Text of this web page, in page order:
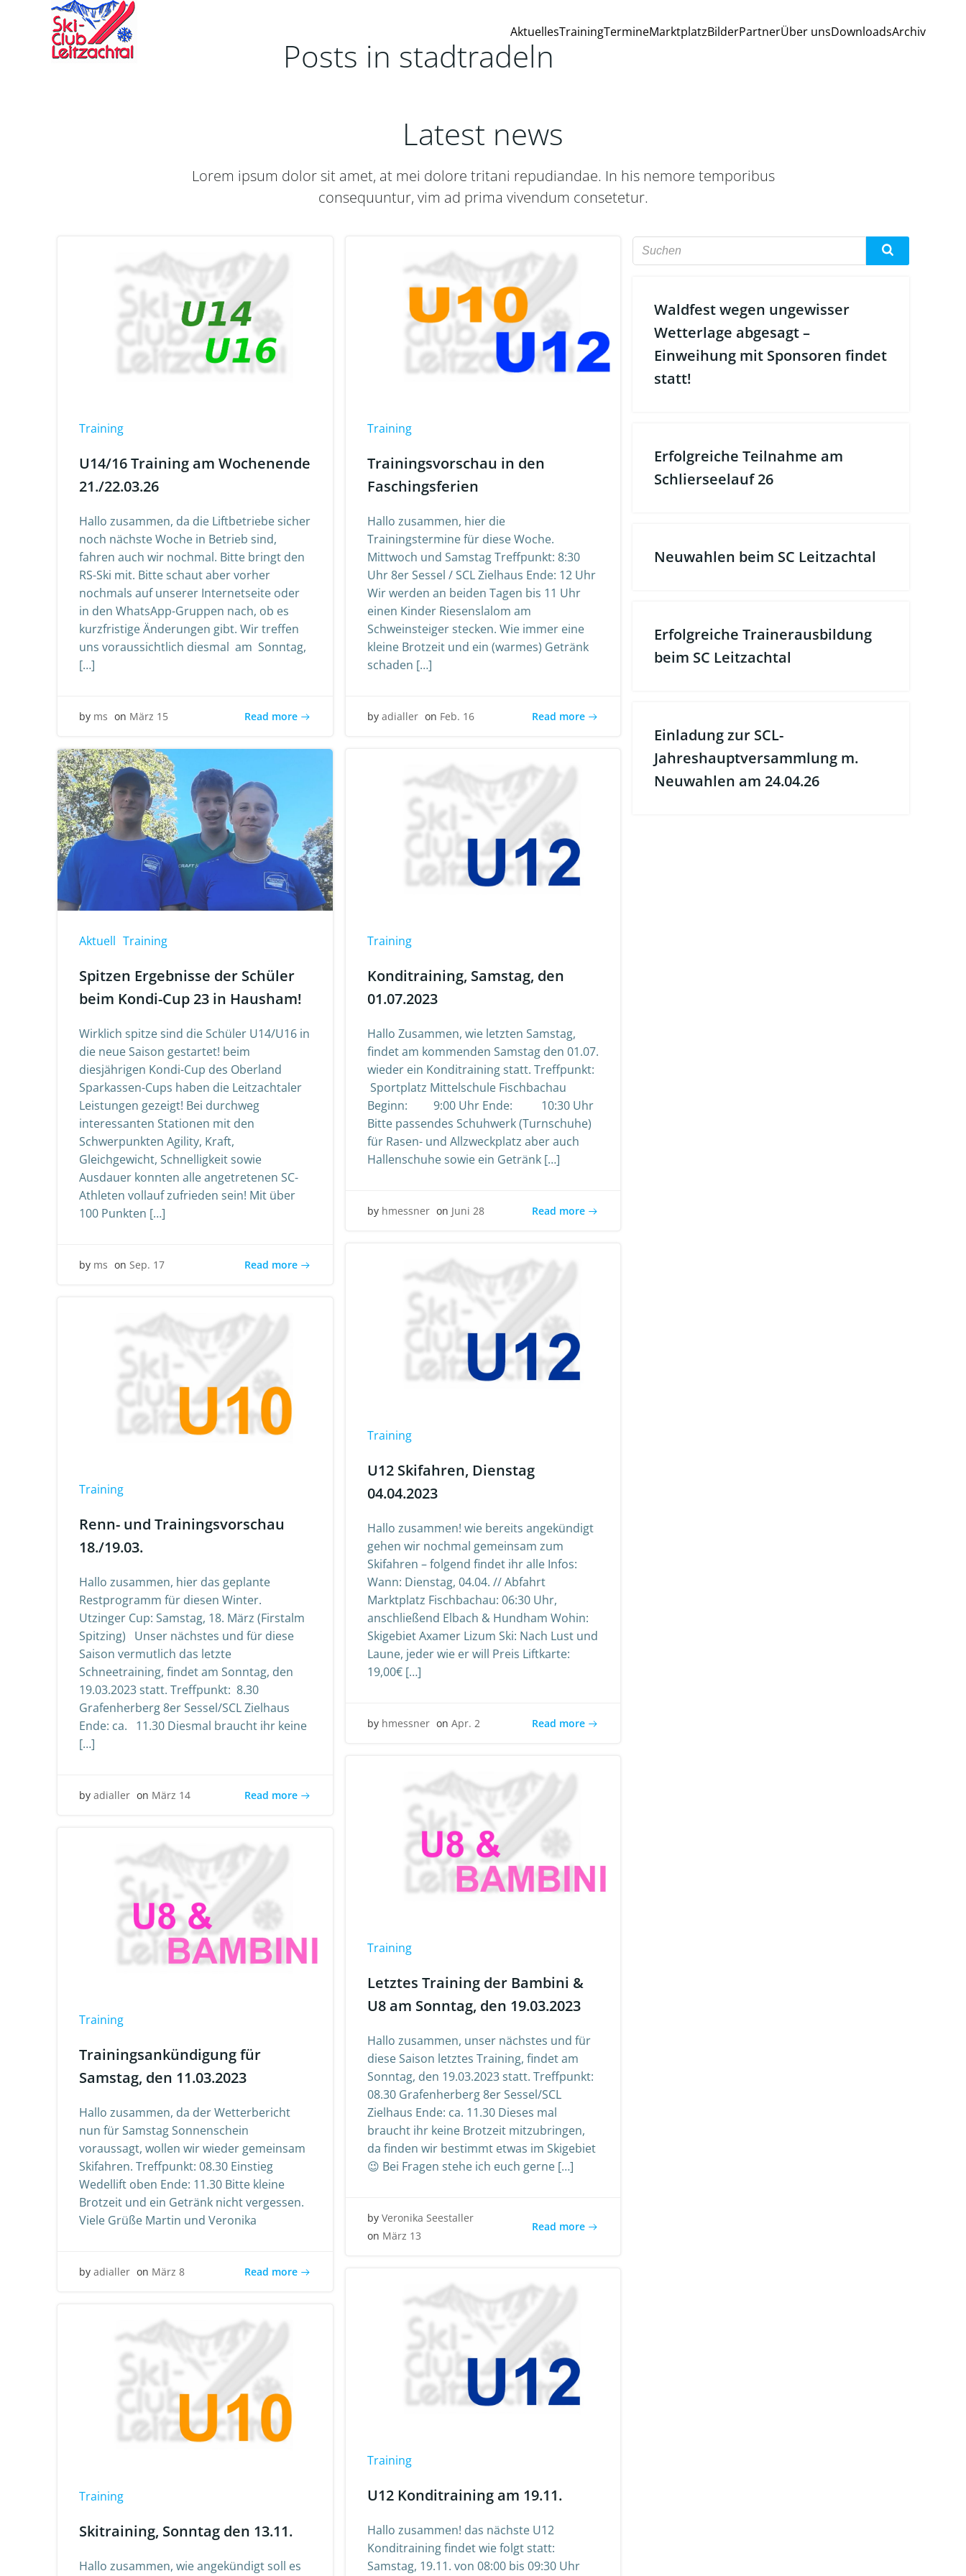
AktuellesTrainingTermineMarktplatzBilderPartnerÜber unsDownloadsArchiv
Posts in stadtradeln
Latest news
Lorem ipsum dolor sit amet, at mei dolore tritani repudiandae. In his nemore temporibus
consequuntur, vim ad prima vivendum consetetur.
Training
U14/16 Training am Wochenende
21./22.03.26
Hallo zusammen, da die Liftbetriebe sicher
noch nächste Woche in Betrieb sind,
fahren auch wir nochmal. Bitte bringt den
RS-Ski mit. Bitte schaut aber vorher
nochmals auf unserer Internetseite oder
in den WhatsApp-Gruppen nach, ob es
kurzfristige Änderungen gibt. Wir treffen
uns voraussichtlich diesmal am Sonntag,
[…]
by ms on März 15 Read more
Training
Trainingsvorschau in den
Faschingsferien
Hallo zusammen, hier die
Trainingstermine für diese Woche.
Mittwoch und Samstag Treffpunkt: 8:30
Uhr 8er Sessel / SCL Zielhaus Ende: 12 Uhr
Wir werden an beiden Tagen bis 11 Uhr
einen Kinder Riesenslalom am
Schweinsteiger stecken. Wie immer eine
kleine Brotzeit und ein (warmes) Getränk
schaden […]
by adialler on Feb. 16 Read more
Aktuell Training
Spitzen Ergebnisse der Schüler
beim Kondi-Cup 23 in Hausham!
Wirklich spitze sind die Schüler U14/U16 in
die neue Saison gestartet! beim
diesjährigen Kondi-Cup des Oberland
Sparkassen-Cups haben die Leitzachtaler
Leistungen gezeigt! Bei durchweg
interessanten Stationen mit den
Schwerpunkten Agility, Kraft,
Gleichgewicht, Schnelligkeit sowie
Ausdauer konnten alle angetretenen SC-
Athleten vollauf zufrieden sein! Mit über
100 Punkten […]
by ms on Sep. 17 Read more
Training
Konditraining, Samstag, den
01.07.2023
Hallo Zusammen, wie letzten Samstag,
findet am kommenden Samstag den 01.07.
wieder ein Konditraining statt. Treffpunkt:
Sportplatz Mittelschule Fischbachau
Beginn: 9:00 Uhr Ende: 10:30 Uhr
Bitte passendes Schuhwerk (Turnschuhe)
für Rasen- und Allzweckplatz aber auch
Hallenschuhe sowie ein Getränk […]
by hmessner on Juni 28 Read more
Training
U12 Skifahren, Dienstag
04.04.2023
Hallo zusammen! wie bereits angekündigt
gehen wir nochmal gemeinsam zum
Skifahren – folgend findet ihr alle Infos:
Wann: Dienstag, 04.04. // Abfahrt
Marktplatz Fischbachau: 06:30 Uhr,
anschließend Elbach & Hundham Wohin:
Skigebiet Axamer Lizum Ski: Nach Lust und
Laune, jeder wie er will Preis Liftkarte:
19,00€ […]
by hmessner on Apr. 2 Read more
Training
Renn- und Trainingsvorschau
18./19.03.
Hallo zusammen, hier das geplante
Restprogramm für diesen Winter.
Utzinger Cup: Samstag, 18. März (Firstalm
Spitzing) Unser nächstes und für diese
Saison vermutlich das letzte
Schneetraining, findet am Sonntag, den
19.03.2023 statt. Treffpunkt: 8.30
Grafenherberg 8er Sessel/SCL Zielhaus
Ende: ca. 11.30 Diesmal braucht ihr keine
[…]
by adialler on März 14 Read more
Training
Letztes Training der Bambini &
U8 am Sonntag, den 19.03.2023
Hallo zusammen, unser nächstes und für
diese Saison letztes Training, findet am
Sonntag, den 19.03.2023 statt. Treffpunkt:
08.30 Grafenherberg 8er Sessel/SCL
Zielhaus Ende: ca. 11.30 Dieses mal
braucht ihr keine Brotzeit mitzubringen,
da finden wir bestimmt etwas im Skigebiet
😉 Bei Fragen stehe ich euch gerne […]
by Veronika Seestaller
on März 13
Read more
Training
Trainingsankündigung für
Samstag, den 11.03.2023
Hallo zusammen, da der Wetterbericht
nun für Samstag Sonnenschein
voraussagt, wollen wir wieder gemeinsam
Skifahren. Treffpunkt: 08.30 Einstieg
Wedellift oben Ende: 11.30 Bitte kleine
Brotzeit und ein Getränk nicht vergessen.
Viele Grüße Martin und Veronika
by adialler on März 8 Read more
Training
U12 Konditraining am 19.11.
Hallo zusammen! das nächste U12
Konditraining findet wie folgt statt:
Samstag, 19.11. von 08:00 bis 09:30 Uhr
Training
Skitraining, Sonntag den 13.11.
Hallo zusammen, wie angekündigt soll es
Waldfest wegen ungewisser
Wetterlage abgesagt –
Einweihung mit Sponsoren findet
statt!
Erfolgreiche Teilnahme am
Schlierseelauf 26
Neuwahlen beim SC Leitzachtal
Erfolgreiche Trainerausbildung
beim SC Leitzachtal
Einladung zur SCL-
Jahreshauptversammlung m.
Neuwahlen am 24.04.26